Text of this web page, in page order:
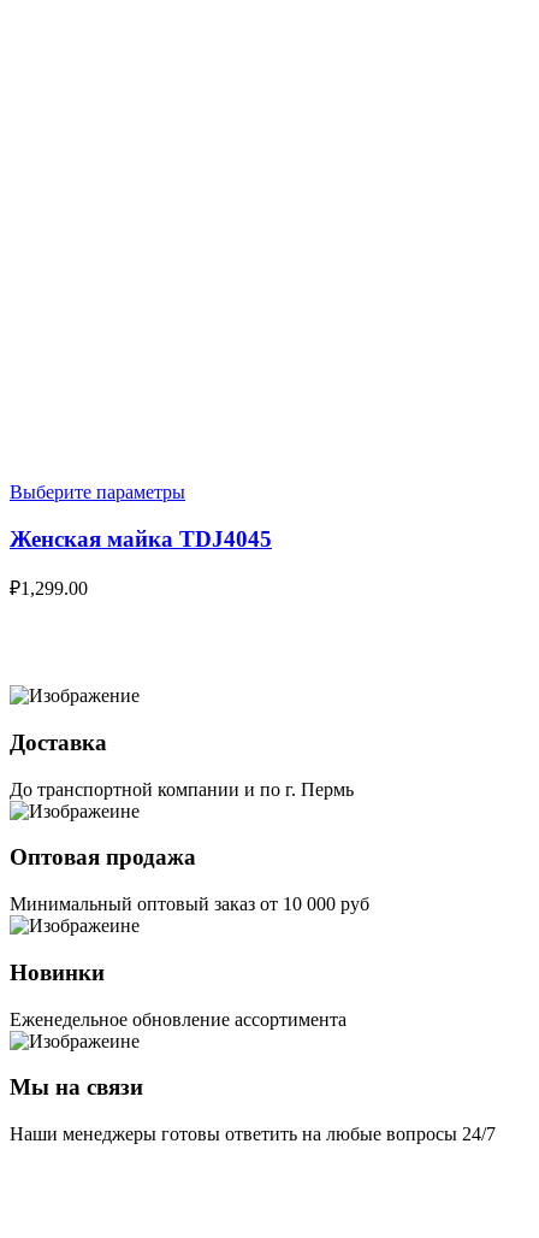
Выберите параметры
Женская майка TDJ4045
₽1,299.00
Доставка
До транспортной компании и по г. Пермь
Оптовая продажа
Минимальный оптовый заказ от 10 000 руб
Новинки
Еженедельное обновление ассортимента
Мы на связи
Наши менеджеры готовы ответить на любые вопросы 24/7